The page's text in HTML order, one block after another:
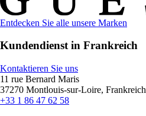
Entdecken Sie alle unsere Marken
Kundendienst in Frankreich
Kontaktieren Sie uns
11 rue Bernard Maris
37270 Montlouis-sur-Loire, Frankreich
+33 1 86 47 62 58